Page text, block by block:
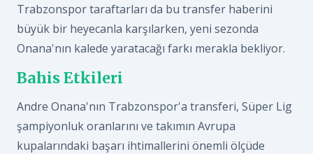
Trabzonspor taraftarları da bu transfer haberini
büyük bir heyecanla karşılarken, yeni sezonda
Onana'nın kalede yaratacağı farkı merakla bekliyor.
Bahis Etkileri
Andre Onana'nın Trabzonspor'a transferi, Süper Lig
şampiyonluk oranlarını ve takımın Avrupa
kupalarındaki başarı ihtimallerini önemli ölçüde